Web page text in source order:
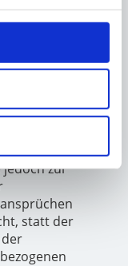
die
Ihrer
verlangen.
statt der
Daten
jedoch zur
statt der